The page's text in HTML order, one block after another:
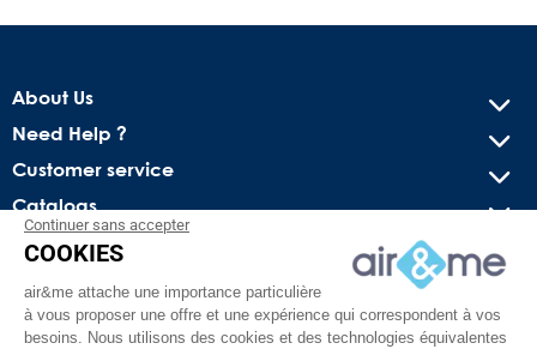
About Us
Need Help ?
Customer service
Catalogs
Get our latest news and special sales
You may unsubscribe at any moment. For that purpose, please
find our contact info in the legal notice.
Continuer sans accepter
COOKIES
air&me attache une importance particulière
à vous proposer une offre et une expérience qui correspondent à vos
besoins. Nous utilisons des cookies et des technologies équivalentes